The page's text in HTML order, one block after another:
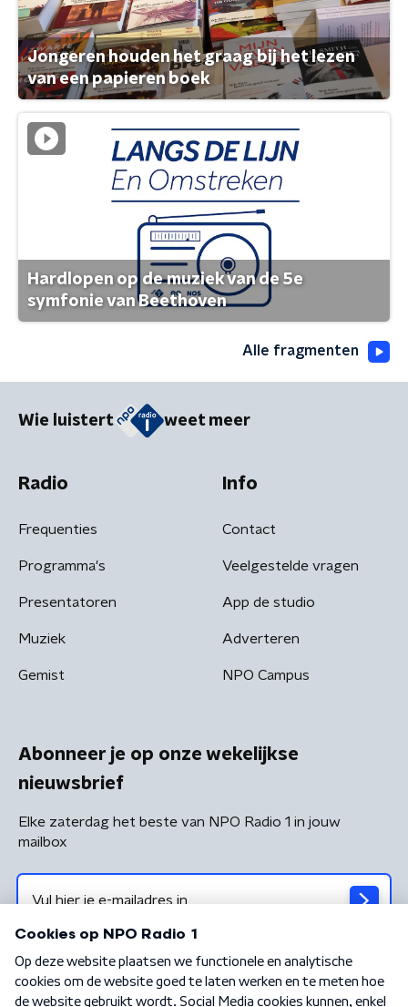
Jongeren houden het graag bij het lezen
van een papieren boek
Hardlopen op de muziek van de 5e
symfonie van Beethoven
Alle fragmenten
Wie luistert weet meer
Radio
Frequenties
Programma's
Presentatoren
Muziek
Gemist
Info
Contact
Veelgestelde vragen
App de studio
Adverteren
NPO Campus
Abonneer je op onze wekelijkse
nieuwsbrief
Elke zaterdag het beste van NPO Radio 1 in jouw
mailbox